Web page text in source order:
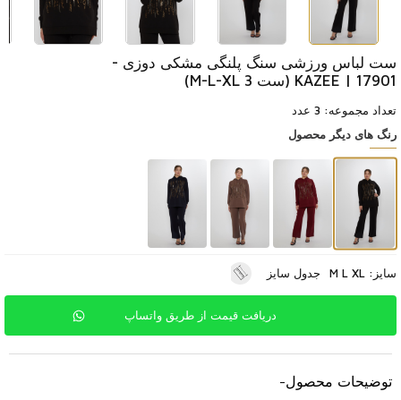
ست لباس ورزشی سنگ پلنگی مشکی دوزی -
17901 | KAZEE (ست 3 M-L-XL)
تعداد مجموعه: 3 عدد
رنگ های دیگر محصول
سایز: M L XL جدول سایز
دریافت قیمت از طریق واتساپ
توضیحات محصول-